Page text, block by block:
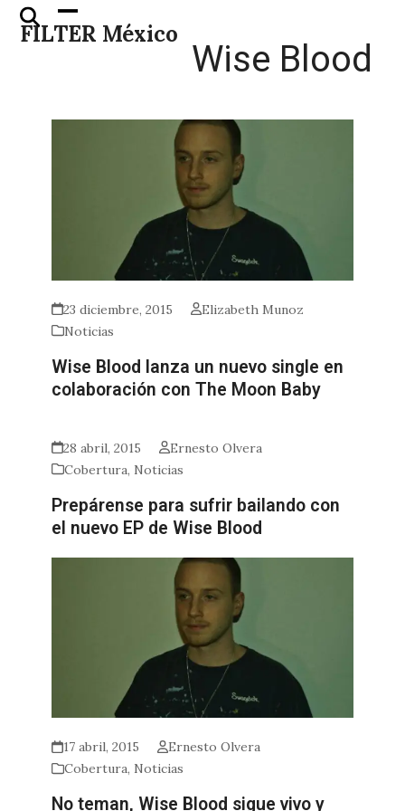
Skip
FILTER México
Open
mobile
Close
mobile
Wise Blood
23 diciembre, 2015
Elizabeth Munoz
Noticias
Wise Blood lanza un nuevo single en
colaboración con The Moon Baby
28 abril, 2015
Ernesto Olvera
Cobertura, Noticias
Prepárense para sufrir bailando con
el nuevo EP de Wise Blood
17 abril, 2015
Ernesto Olvera
Cobertura, Noticias
No teman, Wise Blood sigue vivo y